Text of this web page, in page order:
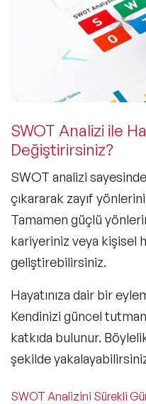
SWOT Analizi ile
Değiştirirsiniz?
SWOT analizi
çıkararak zayıf
Tamamen güçlü
kariyeriniz veya kişisel
geliştirebilirsiniz.
Hayatınıza dair bir
Kendinizi güncel
katkıda bulunur.
şekilde
SWOT Analizini Sürekli